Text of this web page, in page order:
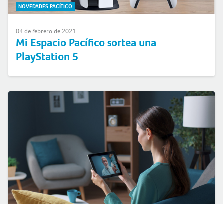
NOVEDADES PACÍFICO
04 de febrero de 2021
Mi Espacio Pacífico sortea una
PlayStation 5